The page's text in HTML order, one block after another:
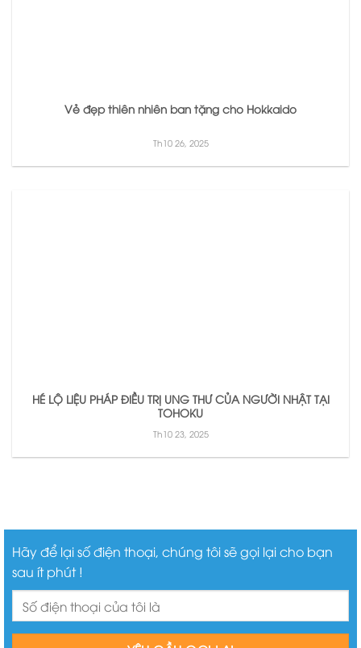
Vẻ đẹp thiên nhiên ban tặng cho Hokkaido
Th10 26, 2025
HÉ LỘ LIỆU PHÁP ĐIỀU TRỊ UNG THƯ CỦA NGƯỜI NHẬT TẠI
TOHOKU
Th10 23, 2025
Hãy để lại số điện thoại, chúng tôi sẽ gọi lại cho bạn
sau ít phút !